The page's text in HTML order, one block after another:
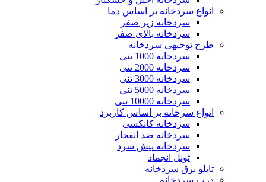
سایت گلس
پوسته کر درایر
انواع سردخانه بر اساس دما
سردخانه زیر صفر
سردخانه بالای صفر
طرح توجیهی سردخانه
سردخانه 1000 تنی
سردخانه 2000 تنی
سردخانه 3000 تنی
سردخانه 5000 تنی
سردخانه 10000 تنی
انواع سرخانه بر اساس کاربرد
سردخانه کانکسی
سردخانه ضد انفجار
سردخانه پیش سرد
تونل انجماد
تابلو برق سردخانه
درب سردخانه